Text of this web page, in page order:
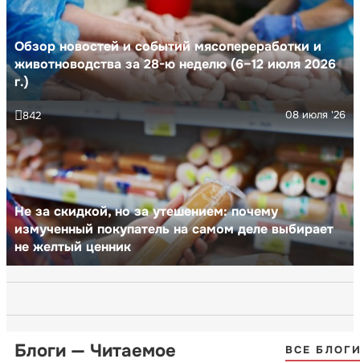
Обзор новостей и событий мясопереработки и
животноводства за 28-ю неделю (6–12 июля 2026
г.)
Не за скидкой, но за утешением: почему
измученный покупатель на самом деле выбирает
не желтый ценник
08 июля '26
842
Блоги — Читаемое ВСЕ